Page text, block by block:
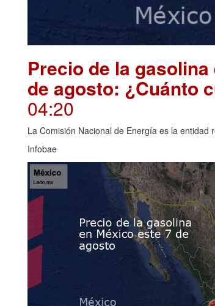
Precio de la
de agosto: ¿Cuánto
04:20
La Comisión Nacional de Energía es la
Infobae